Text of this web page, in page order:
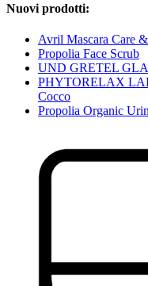
Nuovi prodotti:
Avril Mascara Care
Propolia Face Scrub
UND GRETEL
PHYTORELAX
Cocco
Propolia Organic